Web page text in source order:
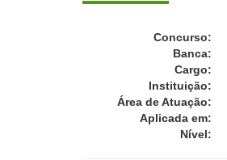
Concurso:
Banca:
Cargo:
Instituição:
Área de Atuação:
Aplicada em:
Nível: